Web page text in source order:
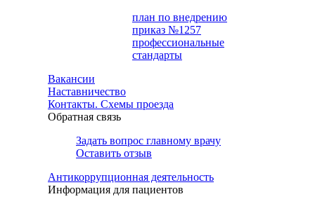
план по внедрению
приказ №1257
профессиональные
стандарты
Вакансии
Наставничество
Контакты. Схемы проезда
Обратная связь
Задать вопрос главному врачу
Оставить отзыв
Антикоррупционная деятельность
Информация для пациентов